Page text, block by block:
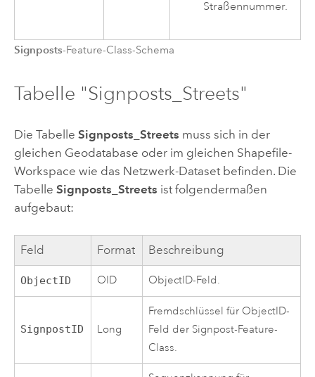
Straßennummer.
Signposts-Feature-Class-Schema
Tabelle "Signposts_Streets"
Die Tabelle Signposts_Streets muss sich in der
gleichen Geodatabase oder im gleichen Shapefile-
Workspace wie das Netzwerk-Dataset befinden. Die
Tabelle Signposts_Streets ist folgendermaßen
aufgebaut:
Feld Format Beschreibung
ObjectID OID ObjectID-Feld.
SignpostID Long
Fremdschlüssel für ObjectID-
Feld der Signpost-Feature-
Class.